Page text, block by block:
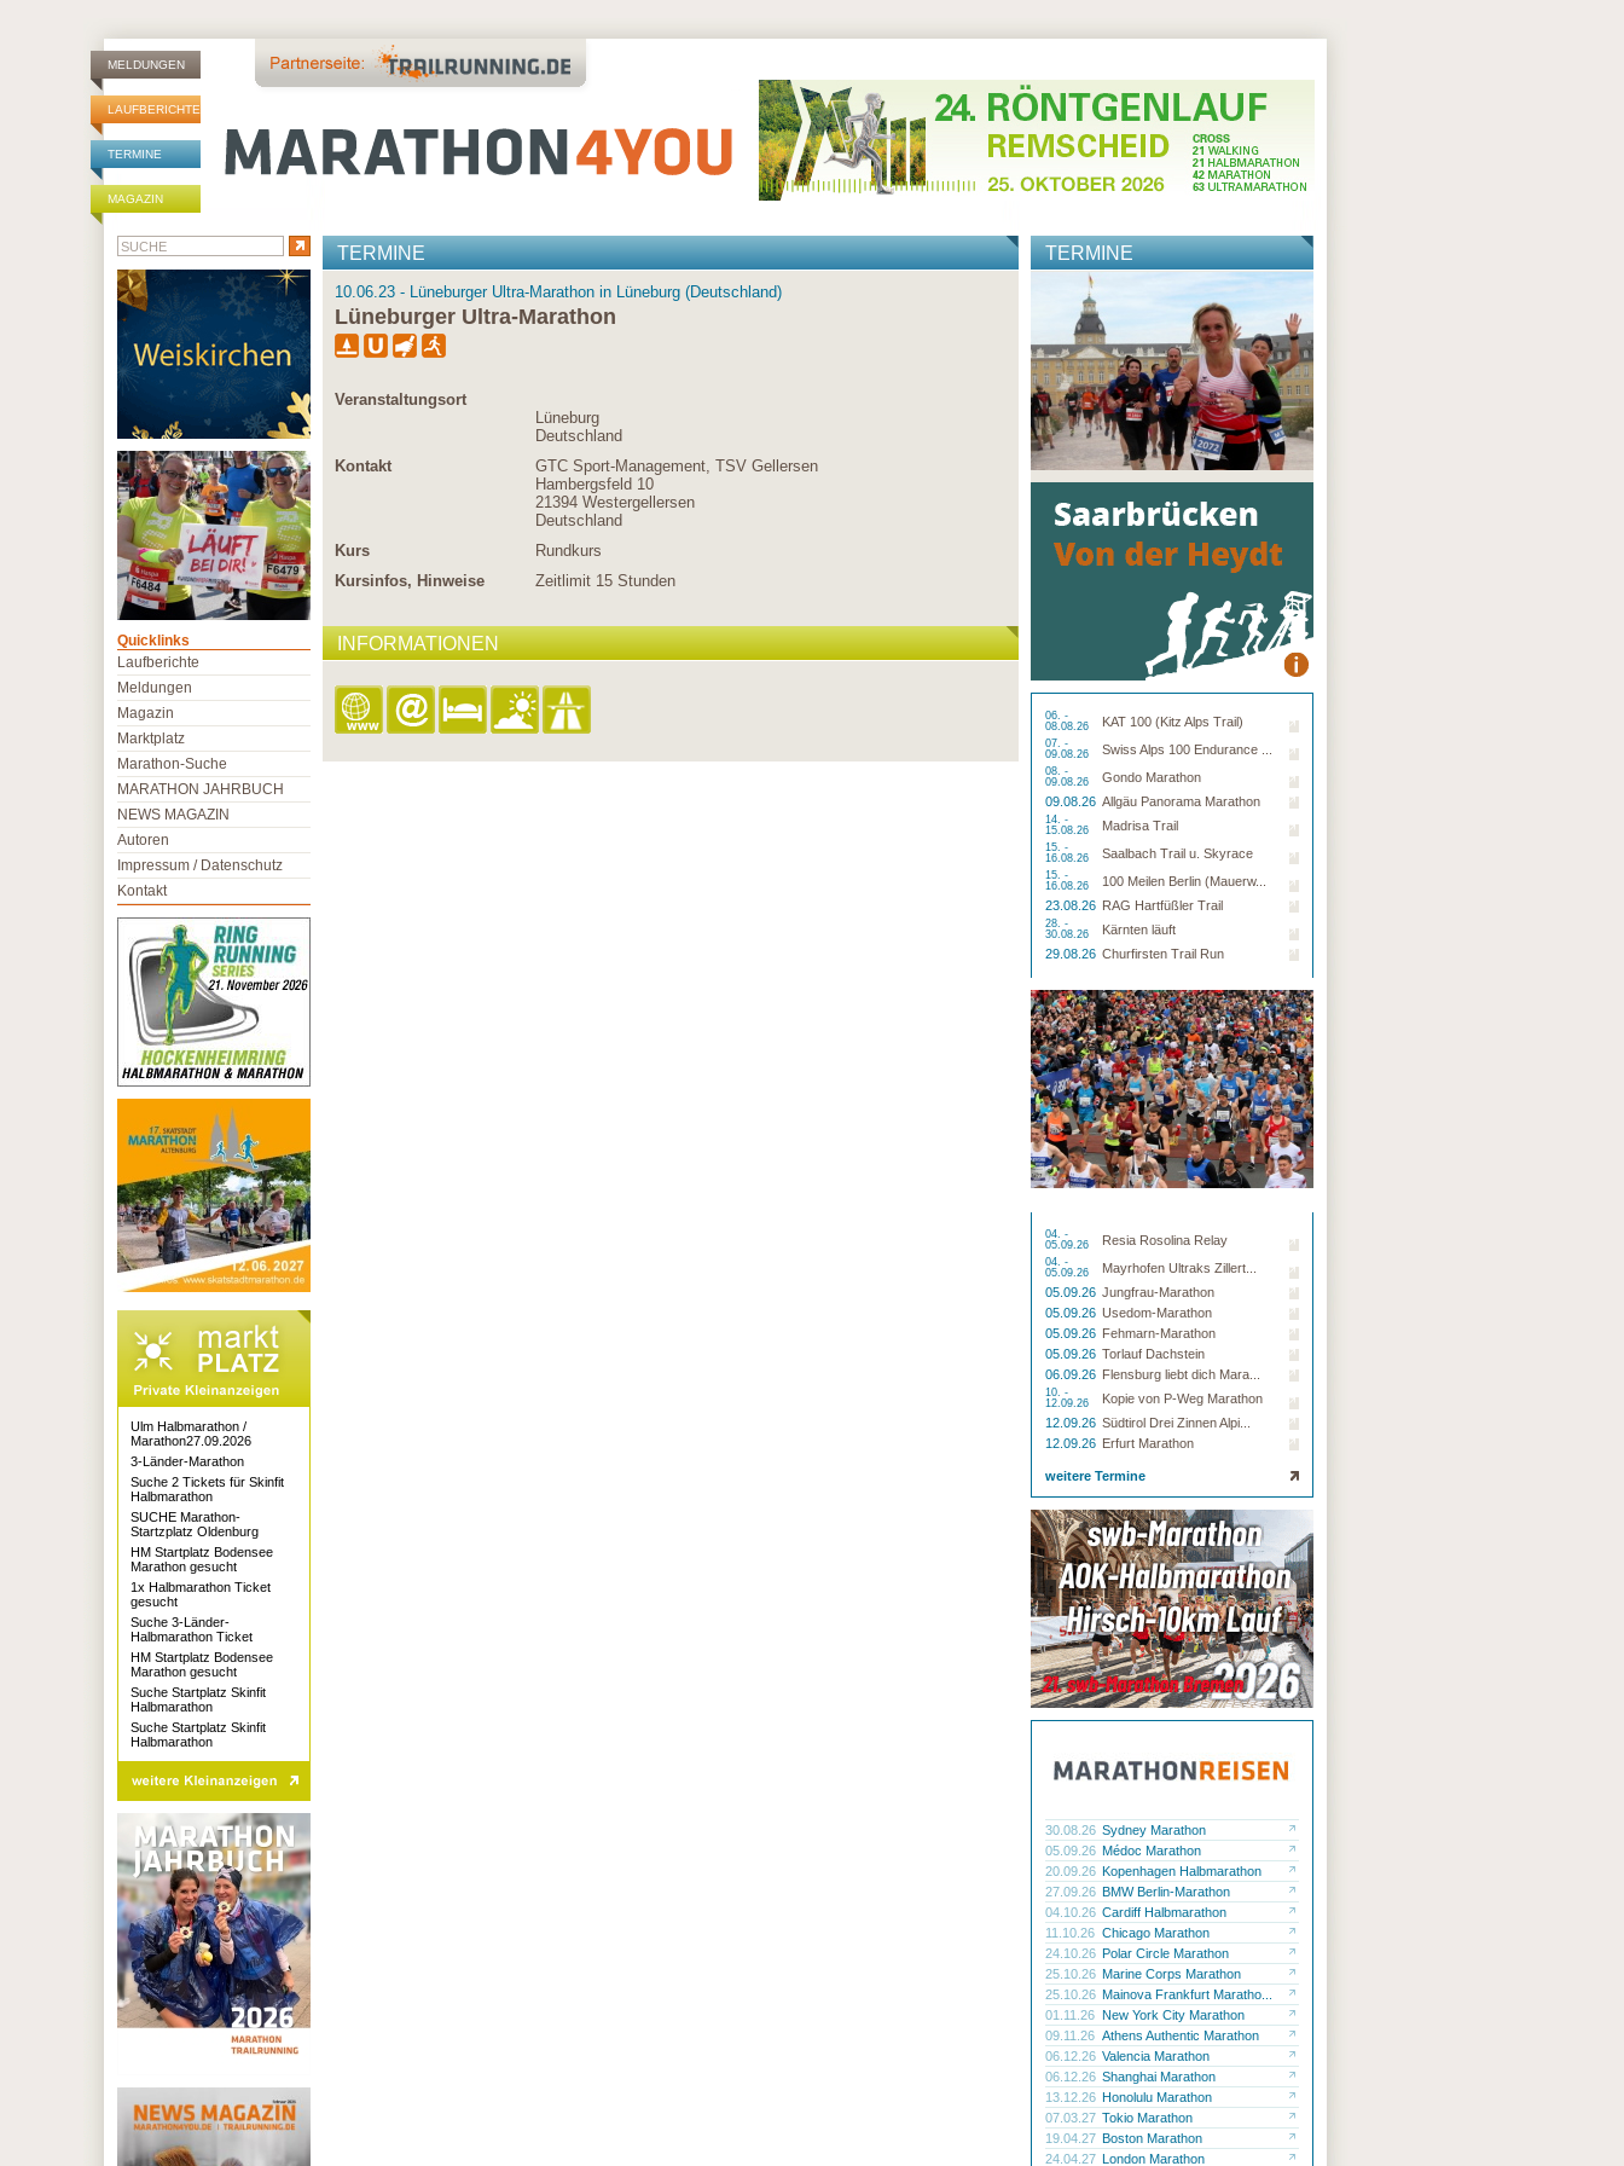
MELDUNGEN
LAUFBERICHTE
TERMINE
MAGAZIN
TERMINE
10.06.23 - Lüneburger Ultra-Marathon in Lüneburg (Deutschland)
Lüneburger Ultra-Marathon
Veranstaltungsort
Lüneburg
Deutschland
Kontakt
GTC Sport-Management, TSV Gellersen
Hambergsfeld 10
21394 Westergellersen
Deutschland
Kurs
Rundkurs
Kursinfos, Hinweise
Zeitlimit 15 Stunden
INFORMATIONEN
TERMINE
06. -
08.08.26
KAT 100 (Kitz Alps Trail)
07. -
09.08.26
Swiss Alps 100 Endurance ...
08. -
09.08.26
Gondo Marathon
09.08.26 Allgäu Panorama Marathon
14. -
15.08.26
Madrisa Trail
15. -
16.08.26
Saalbach Trail u. Skyrace
15. -
16.08.26
100 Meilen Berlin (Mauerw...
23.08.26 RAG Hartfüßler Trail
28. -
30.08.26
Kärnten läuft
29.08.26 Churfirsten Trail Run
04. -
05.09.26
Resia Rosolina Relay
04. -
05.09.26
Mayrhofen Ultraks Zillert...
05.09.26 Jungfrau-Marathon
05.09.26 Usedom-Marathon
05.09.26 Fehmarn-Marathon
05.09.26 Torlauf Dachstein
06.09.26 Flensburg liebt dich Mara...
10. -
12.09.26
Kopie von P-Weg Marathon
12.09.26 Südtirol Drei Zinnen Alpi...
12.09.26 Erfurt Marathon
weitere Termine
30.08.26 Sydney Marathon
05.09.26 Médoc Marathon
20.09.26 Kopenhagen Halbmarathon
27.09.26 BMW Berlin-Marathon
04.10.26 Cardiff Halbmarathon
11.10.26 Chicago Marathon
24.10.26 Polar Circle Marathon
25.10.26 Marine Corps Marathon
25.10.26 Mainova Frankfurt Maratho...
01.11.26 New York City Marathon
09.11.26 Athens Authentic Marathon
06.12.26 Valencia Marathon
06.12.26 Shanghai Marathon
13.12.26 Honolulu Marathon
07.03.27 Tokio Marathon
19.04.27 Boston Marathon
24.04.27 London Marathon
Quicklinks
Laufberichte
Meldungen
Magazin
Marktplatz
Marathon-Suche
MARATHON JAHRBUCH
NEWS MAGAZIN
Autoren
Impressum / Datenschutz
Kontakt
Ulm Halbmarathon /
Marathon27.09.2026
3-Länder-Marathon
Suche 2 Tickets für Skinfit
Halbmarathon
SUCHE Marathon-
Startzplatz Oldenburg
HM Startplatz Bodensee
Marathon gesucht
1x Halbmarathon Ticket
gesucht
Suche 3-Länder-
Halbmarathon Ticket
HM Startplatz Bodensee
Marathon gesucht
Suche Startplatz Skinfit
Halbmarathon
Suche Startplatz Skinfit
Halbmarathon